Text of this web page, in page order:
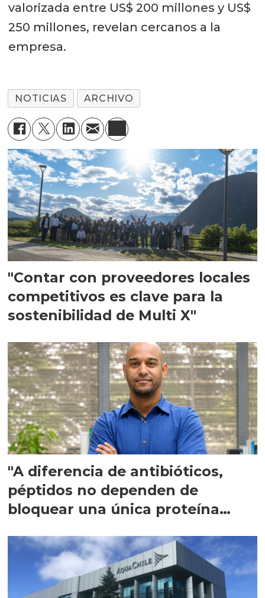
valorizada entre US$ 200 millones y US$
250 millones, revelan cercanos a la
empresa.
NOTICIAS ARCHIVO
"Contar con proveedores locales
competitivos es clave para la
sostenibilidad de Multi X"
"A diferencia de antibióticos,
péptidos no dependen de
bloquear una única proteína